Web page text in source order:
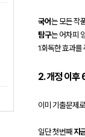
국어는 모든 작
탐구는 어차피
1회독한 효과를
2. 개정 이후
이미 기출문제
일단 첫번째지